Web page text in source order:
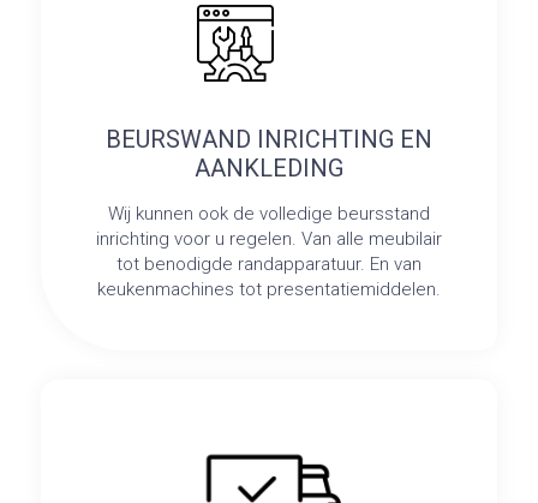
BEURSWAND INRICHTING EN
AANKLEDING
Wij kunnen ook de volledige beursstand
inrichting voor u regelen. Van alle meubilair
tot benodigde randapparatuur. En van
keukenmachines tot presentatiemiddelen.